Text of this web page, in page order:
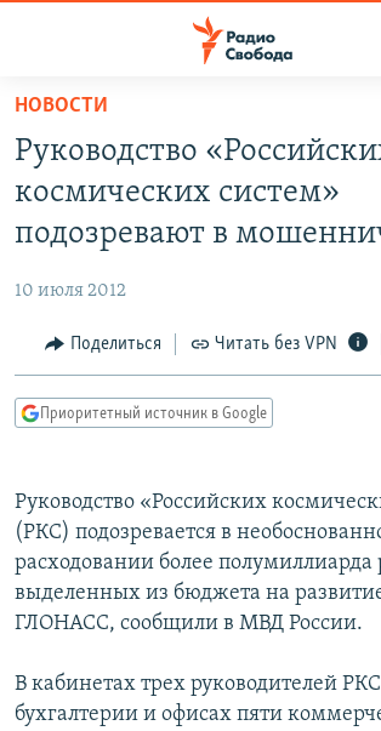
упрощенного
доступа
основному
Вернутся
Вернутся
ПОДКАСТЫ
МНЕНИЯ
КУЛЬТУРА
КАВКАЗ.РЕАЛИИ
СИБИРЬ.РЕАЛИИ
РАСПИСАНИЕ ВЕЩАНИЯ
ПОДПИШИТЕСЬ НА РАССЫЛКУ
СОЦИАЛЬНЫЕ СЕТИ
НОВОСТИ
Руководство
космических систем»
подозревают в
10 июля 2012
Поделиться Читать без VPN
Приоритетный источник в Google
Руководство «Российских
(РКС) подозревается в
расходовании более полумиллиарда
выделенных из бюджета на
ГЛОНАСС, сообщили в МВД России.
В кабинетах трех руководителей
бухгалтерии и офисах пяти